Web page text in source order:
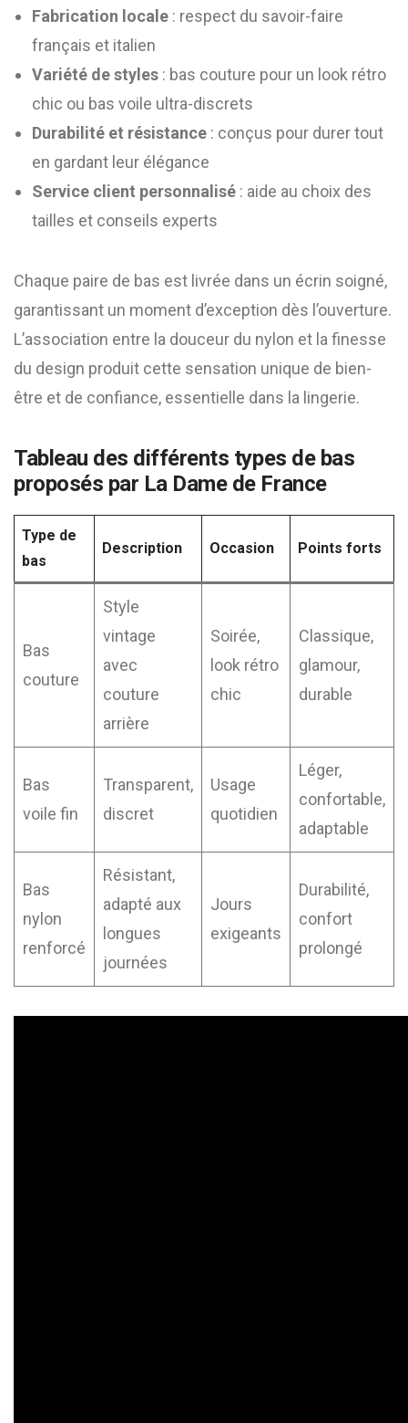
Fabrication locale : respect du savoir-faire
français et italien
Variété de styles : bas couture pour un look rétro
chic ou bas voile ultra-discrets
Durabilité et résistance : conçus pour durer tout
en gardant leur élégance
Service client personnalisé : aide au choix des
tailles et conseils experts
Chaque paire de bas est livrée dans un écrin soigné,
garantissant un moment d’exception dès l’ouverture.
L’association entre la douceur du nylon et la finesse
du design produit cette sensation unique de bien-
être et de confiance, essentielle dans la lingerie.
Tableau des différents types de bas
proposés par La Dame de France
Type de
bas
Description Occasion Points forts
Bas
couture
Style
vintage
avec
couture
arrière
Soirée,
look rétro
chic
Classique,
glamour,
durable
Bas
voile fin
Transparent,
discret
Usage
quotidien
Léger,
confortable,
adaptable
Bas
nylon
renforcé
Résistant,
adapté aux
longues
journées
Jours
exigeants
Durabilité,
confort
prolongé